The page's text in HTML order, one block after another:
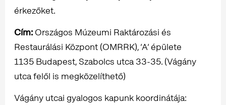
érkezőket.
Cím: Országos Múzeumi Raktározási és
Restaurálási Központ (OMRRK), ’A’ épülete
1135 Budapest, Szabolcs utca 33-35. (Vágány
utca felől is megközelíthető)
Vágány utcai gyalogos kapunk koordinátája: